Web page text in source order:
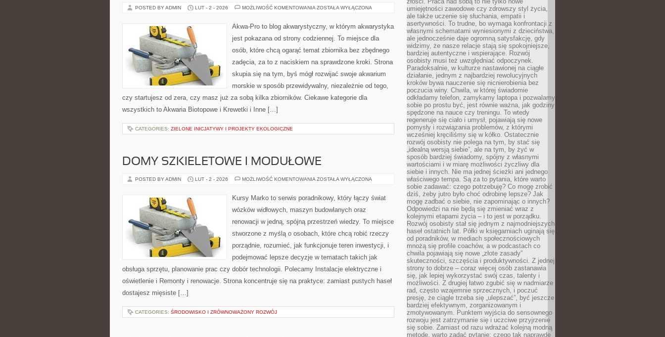
POSTED BY ADMIN LUT - 2 - 2026 MOŻLIWOŚĆ KOMENTOWANIA KREWETKI
BEZKRĘGOWCE
ZOSTAŁA WYŁĄCZONA
Akwa-Pro to blog akwarystyczny, w którym akwarystyka
jest pokazana od strony codziennej. To miejsce dla
osób, które chcą ogarąć temat zbiornika bez zbędnego
zadęcia, za to z naciskiem na sprawdzone kroki. Strona
skupia się na tym, byś mógł rozwijać swoje akwarium
morskie w sposób przewidywalny, niezależnie od tego,
czy startujesz od zera, czy masz już za sobą kilka zbiorników. Ciekawe kategorie dla
wszystkich to Akwaria Biotopowe i Krewetki i Inne […]
CATEGORIES: ZIELONE INICJATYWY I PROJEKTY EKOLOGICZNE
DOMY SZKIELETOWE I MODUŁOWE
POSTED BY ADMIN LUT - 2 - 2026 MOŻLIWOŚĆ KOMENTOWANIA DOMY
MODUŁOWE
ZOSTAŁA WYŁĄCZONA
Kursy Marko to serwis poradnikowy, który łączy świat
wózków widłowych, maszyn budowlanych oraz
renowacji w jedną, spójną przestrzeń wiedzy. To miejsce
stworzone z myślą o osobach, które chcą robić rzeczy
porządnie, rozumieć, jak funkcjonuje teren inwestycji, i
podejmować lepsze decyzje w tematach takich jak
obsługa sprzętu, planowanie prac czy dobór technologii. Polecamy Instalacje elektryczne i
oświetlenie i Remonty i renowacje. Strona koncentruje się na praktyce: zamiast pustych haseł
dostajesz mięsiste […]
CATEGORIES: ŚRODOWISKO I ZRÓWNOWAŻONY ROZWÓJ
umiejętności zawodowe czy zdrowszy styl życia,
ale także uczenie się słuchania, empatii i
asertywności. To trudne, bo wymaga konfrontacji z
własnymi schematami wyniesionymi z dzieciństwa,
ale jednocześnie daje ogromną satysfakcję, gdy
widzimy, że nasze relacje stają się spokojniejsze,
bardziej autentyczne i wspierające. Rozwój
osobisty musi też uwzględniać odpoczynek.
Paradoksalnie, w kulturze nastawionej na ciągłe
działanie, jednym z najbardziej rewolucyjnych
kroków bywa nauczenie się nicnierobienia bez
poczucia winy. Chwila, w której świadomie
odkładamy telefon, zamykamy laptopa i pozwalamy
sobie po prostu być, jest równie ważna, jak godziny
spędzone na nauce czy treningu. To wtedy
regeneruje się ciało i umysł, pojawiają się nowe
pomysły i rozwiązania problemów, z którymi
wcześniej kręciliśmy się w kółko. Ostatecznie
rozwój osobisty nie polega na tym, by stać się
„idealną wersją siebie”, ale na tym, by żyć w
sposób bardziej świadomy, spójny z własnymi
wartościami i w miarę możliwości życzliwy dla
siebie i innych. Nie ma jednej ścieżki ani jednego
właściwego tempa. Są za to pytania, które warto
sobie zadawać: czego potrzebuję? Co mogę zrobić
dziś, żeby jutro było choć odrobinę lepsze? Jak
mogę zadbać o siebie, nie zapominając o innych?
Odpowiedzi na nie będą się zmieniać wraz z
kolejnymi etapami życia – i to jest w porządku.
Rozwój osobisty stał się jednym z najmodniejszych
haseł ostatnich lat. Półki w księgarniach uginają się
od poradników, w mediach społecznościowych
mnożą się profile coachów, a w podcastach co
chwila pojawiają się nowe „złote zasady”
skuteczności, szczęścia i produktywności. Z jednej
strony to dobrze – coraz więcej osób zastanawia
się, jak lepiej wykorzystać swój czas, talenty i
możliwości. Z drugiej łatwo zgubić się w nadmiarze
rad, często wzajemnie sprzecznych, i poczuć
presję, że ciągle trzeba się „ulepszać”, być jeszcze
bardziej efektywnym, zorganizowanym i
zmotywowanym. Punktem wyjścia do sensownego
rozwoju jest zatrzymanie się i uczciwe przyjrzenie
się sobie. Zamiast od razu wdrażać kolejną modną
metodę, warto zadać pytanie: czego tak naprawdę